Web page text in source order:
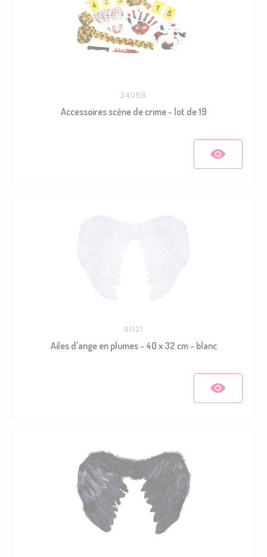
24058
Accessoires scène de crime - lot de 19
91121
Ailes d'ange en plumes - 40 x 32 cm - blanc